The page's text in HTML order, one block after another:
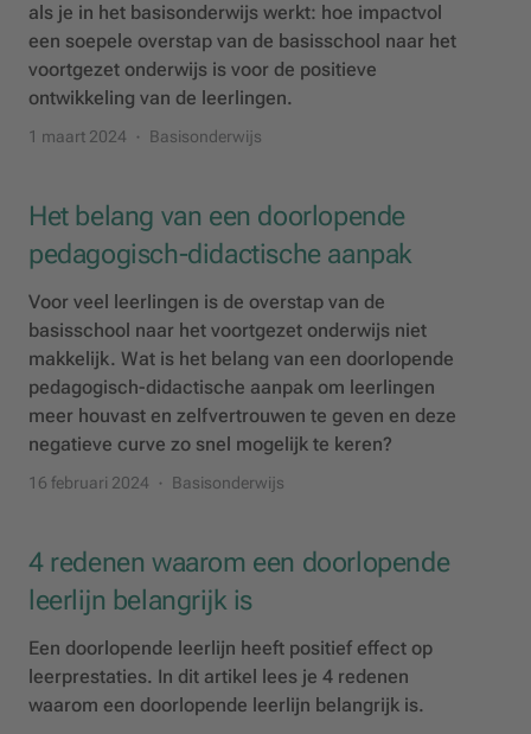
als je in het basisonderwijs werkt: hoe impactvol
een soepele overstap van de basisschool naar het
voortgezet onderwijs is voor de positieve
ontwikkeling van de leerlingen.
1 maart 2024 Basisonderwijs
Het belang van een doorlopende
pedagogisch-didactische aanpak
Voor veel leerlingen is de overstap van de
basisschool naar het voortgezet onderwijs niet
makkelijk. Wat is het belang van een doorlopende
pedagogisch-didactische aanpak om leerlingen
meer houvast en zelfvertrouwen te geven en deze
negatieve curve zo snel mogelijk te keren?
16 februari 2024 Basisonderwijs
4 redenen waarom een doorlopende
leerlijn belangrijk is
Een doorlopende leerlijn heeft positief effect op
leerprestaties. In dit artikel lees je 4 redenen
waarom een doorlopende leerlijn belangrijk is.